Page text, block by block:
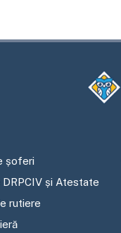
șoferi
și Atestate
rutiere